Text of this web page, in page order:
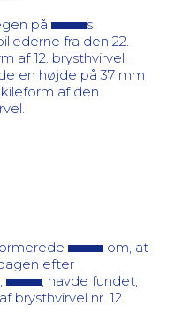
på
s
fra den 22.
af 12. brysthvirvel,
en højde på 37 mm
af den
om, at
efter
, havde fundet,
brysthvirvel nr. 12.